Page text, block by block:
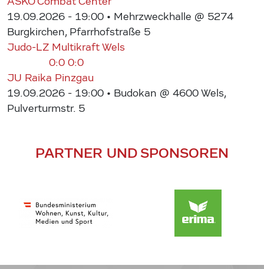
19.09.2026 - 19:00 • Mehrzweckhalle @ 5274
Burgkirchen, Pfarrhofstraße 5
Judo-LZ Multikraft Wels
0:0 0:0
JU Raika Pinzgau
19.09.2026 - 19:00 • Budokan @ 4600 Wels,
Pulverturmstr. 5
PARTNER UND SPONSOREN